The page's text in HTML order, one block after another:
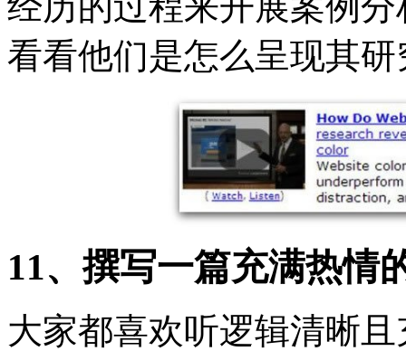
看看他们是怎么呈现其
11、撰写一篇充满热情
大家都喜欢听逻辑清晰